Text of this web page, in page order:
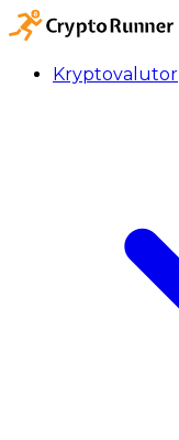
Kryptovalutor